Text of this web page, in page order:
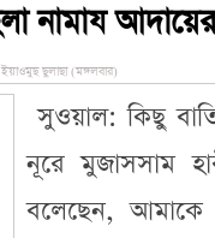
নামায
ছুলাছা (মঙ্গলবার)
সুওয়াল: কিছু
নূরে মুজাসসাম
বলেছেন, আমাকে